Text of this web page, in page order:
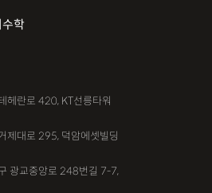
학
헤란로 420, KT선릉타워
제대로 295, 덕암에셋빌딩
광교중앙로 248번길 7-7,